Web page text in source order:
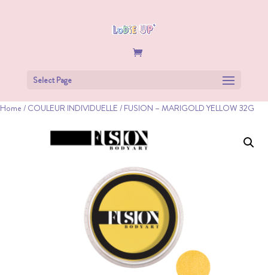
Select Page
Home / COULEUR INDIVIDUELLE / FUSION – MARIGOLD YELLOW 32G